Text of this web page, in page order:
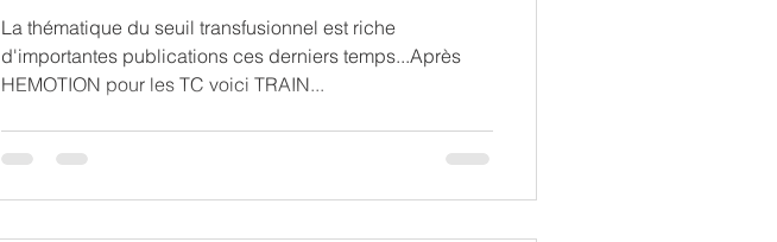
La thématique du seuil transfusionnel est riche
d'importantes publications ces derniers temps...Après
HEMOTION pour les TC voici TRAIN...